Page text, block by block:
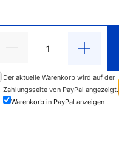
Der aktuelle Warenkorb wird auf der
Zahlungsseite von PayPal angezeigt.
Warenkorb in PayPal anzeigen